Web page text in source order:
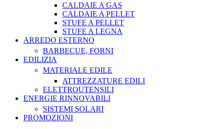
CALDAIE A GAS
CALDAIE A PELLET
STUFE A PELLET
STUFE A LEGNA
ARREDO ESTERNO
BARBECUE, FORNI
EDILIZIA
MATERIALE EDILE
ATTREZZATURE EDILI
ELETTROUTENSILI
ENERGIE RINNOVABILI
SISTEMI SOLARI
PROMOZIONI